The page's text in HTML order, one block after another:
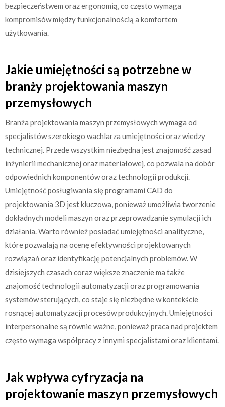
bezpieczeństwem oraz ergonomią, co często wymaga
kompromisów między funkcjonalnością a komfortem
użytkowania.
Jakie umiejętności są potrzebne w
branży projektowania maszyn
przemysłowych
Branża projektowania maszyn przemysłowych wymaga od
specjalistów szerokiego wachlarza umiejętności oraz wiedzy
technicznej. Przede wszystkim niezbędna jest znajomość zasad
inżynierii mechanicznej oraz materiałowej, co pozwala na dobór
odpowiednich komponentów oraz technologii produkcji.
Umiejętność posługiwania się programami CAD do
projektowania 3D jest kluczowa, ponieważ umożliwia tworzenie
dokładnych modeli maszyn oraz przeprowadzanie symulacji ich
działania. Warto również posiadać umiejętności analityczne,
które pozwalają na ocenę efektywności projektowanych
rozwiązań oraz identyfikację potencjalnych problemów. W
dzisiejszych czasach coraz większe znaczenie ma także
znajomość technologii automatyzacji oraz programowania
systemów sterujących, co staje się niezbędne w kontekście
rosnącej automatyzacji procesów produkcyjnych. Umiejętności
interpersonalne są równie ważne, ponieważ praca nad projektem
często wymaga współpracy z innymi specjalistami oraz klientami.
Jak wpływa cyfryzacja na
projektowanie maszyn przemysłowych